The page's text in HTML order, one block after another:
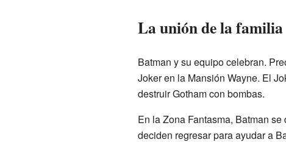
La unión de la familia
Batman y su equipo celebran.
Joker en la Mansión Wayne. El
destruir Gotham con bombas.
En la Zona Fantasma, Batman
deciden regresar para ayudar a